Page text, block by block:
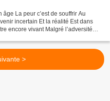
La peur c’est de souffrir Au
incertain Et la réalité Est dans
encore vivant Malgré l’adversité
>